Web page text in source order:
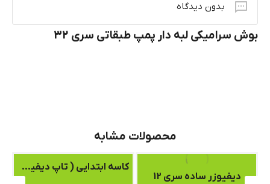
بدون دیدگاه
بوش سرامیکی لبه دار پمپ طبقاتی سری 32
محصولات مشابه
دیفیوزر ساده سری 12
کاسه ابتدایی ( تاپ دیفیوزر ) سری 42